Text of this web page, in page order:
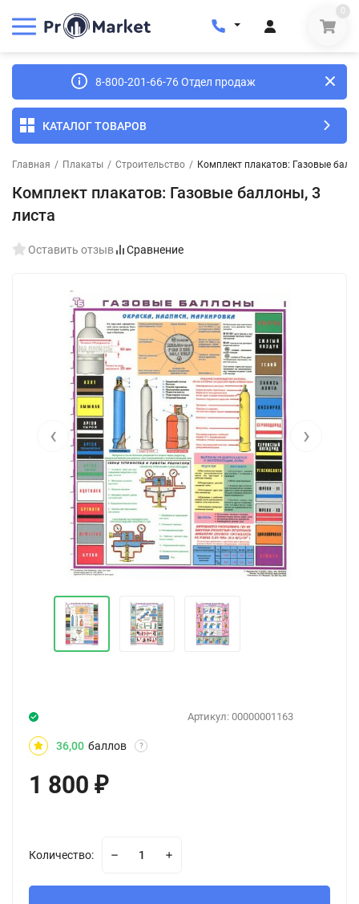
0
8-800-201-66-76 Отдел продаж
КАТАЛОГ ТОВАРОВ
Главная / Плакаты / Строительство / Комплект плакатов: Газовые
Комплект плакатов: Газовые баллоны, 3
листа
Оставить отзыв Сравнение
‹ ›
Артикул: 00000001163
36,00 баллов ?
1 800 ₽
Количество: